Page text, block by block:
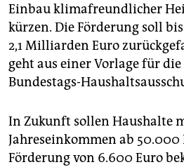
Einbau klimafreundlicher
kürzen. Die Förderung soll
2,1 Milliarden Euro
geht aus einer Vorlage für die
Bundestags-
In Zukunft sollen Haushalte
Jahreseinkommen ab
Förderung von 6.600 Euro